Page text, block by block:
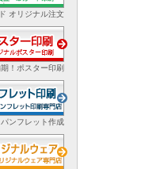
オリジナル注文
！ポスター印刷
ンフレット作成